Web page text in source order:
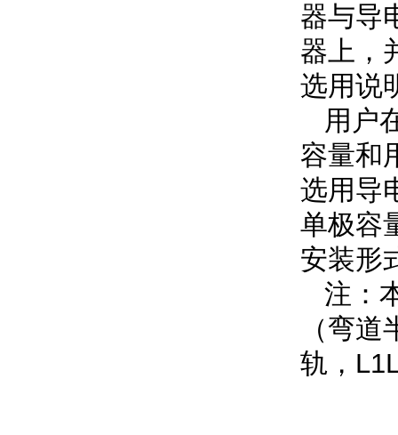
器与导
器上，
选用说
用户
容量和
选用导
单极容
安装形
注：
（弯
轨，